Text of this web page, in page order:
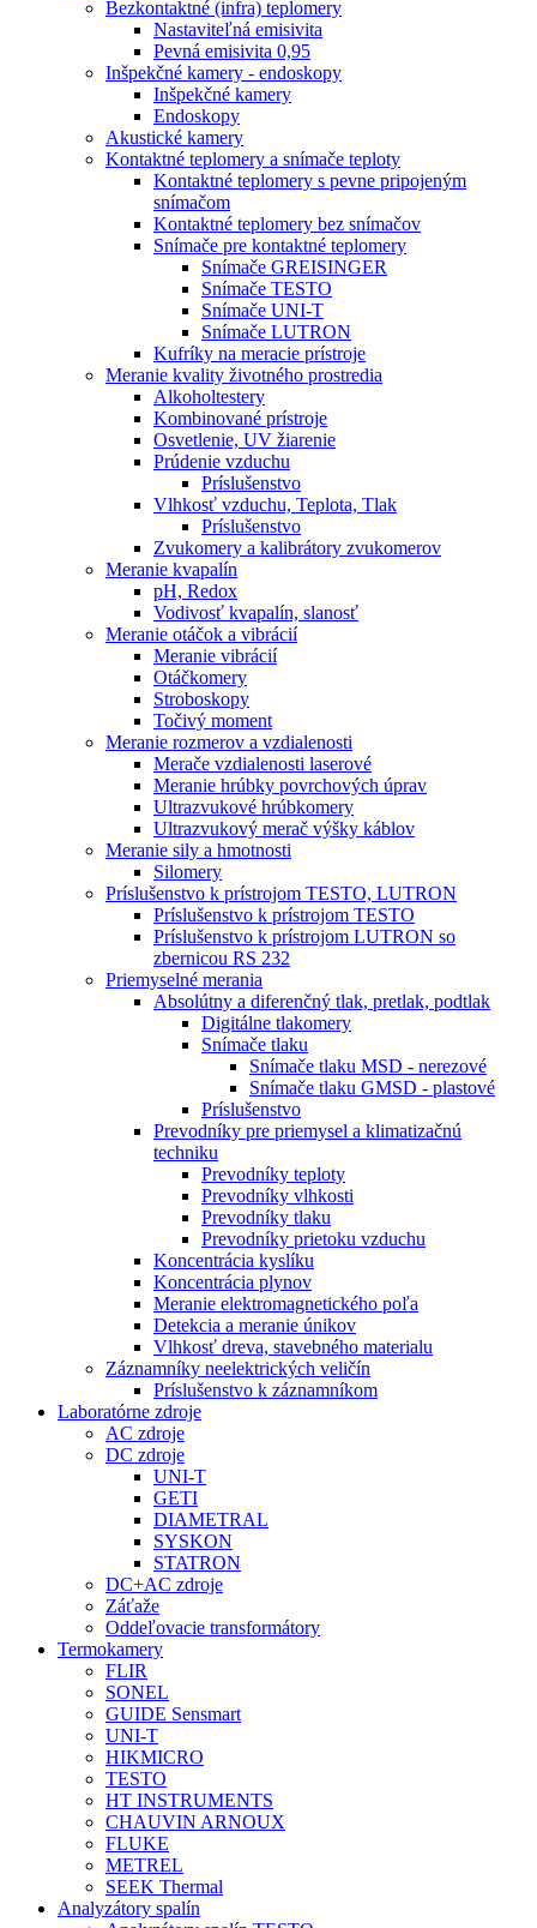
Bezkontaktné (infra) teplomery
Nastaviteľná emisivita
Pevná emisivita 0,95
Inšpekčné kamery - endoskopy
Inšpekčné kamery
Endoskopy
Akustické kamery
Kontaktné teplomery a snímače teploty
Kontaktné teplomery s pevne pripojeným
snímačom
Kontaktné teplomery bez snímačov
Snímače pre kontaktné teplomery
Snímače GREISINGER
Snímače TESTO
Snímače UNI-T
Snímače LUTRON
Kufríky na meracie prístroje
Meranie kvality životného prostredia
Alkoholtestery
Kombinované prístroje
Osvetlenie, UV žiarenie
Prúdenie vzduchu
Príslušenstvo
Vlhkosť vzduchu, Teplota, Tlak
Príslušenstvo
Zvukomery a kalibrátory zvukomerov
Meranie kvapalín
pH, Redox
Vodivosť kvapalín, slanosť
Meranie otáčok a vibrácií
Meranie vibrácií
Otáčkomery
Stroboskopy
Točivý moment
Meranie rozmerov a vzdialenosti
Merače vzdialenosti laserové
Meranie hrúbky povrchových úprav
Ultrazvukové hrúbkomery
Ultrazvukový merač výšky káblov
Meranie sily a hmotnosti
Silomery
Príslušenstvo k prístrojom TESTO, LUTRON
Príslušenstvo k prístrojom TESTO
Príslušenstvo k prístrojom LUTRON so
zbernicou RS 232
Priemyselné merania
Absolútny a diferenčný tlak, pretlak, podtlak
Digitálne tlakomery
Snímače tlaku
Snímače tlaku MSD - nerezové
Snímače tlaku GMSD - plastové
Príslušenstvo
Prevodníky pre priemysel a klimatizačnú
techniku
Prevodníky teploty
Prevodníky vlhkosti
Prevodníky tlaku
Prevodníky prietoku vzduchu
Koncentrácia kyslíku
Koncentrácia plynov
Meranie elektromagnetického poľa
Detekcia a meranie únikov
Vlhkosť dreva, stavebného materialu
Záznamníky neelektrických veličín
Príslušenstvo k záznamníkom
Laboratórne zdroje
AC zdroje
DC zdroje
UNI-T
GETI
DIAMETRAL
SYSKON
STATRON
DC+AC zdroje
Záťaže
Oddeľovacie transformátory
Termokamery
FLIR
SONEL
GUIDE Sensmart
UNI-T
HIKMICRO
TESTO
HT INSTRUMENTS
CHAUVIN ARNOUX
FLUKE
METREL
SEEK Thermal
Analyzátory spalín